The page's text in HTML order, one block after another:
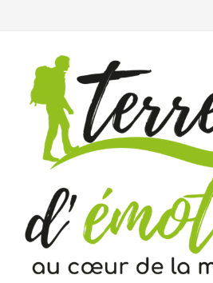
contenu